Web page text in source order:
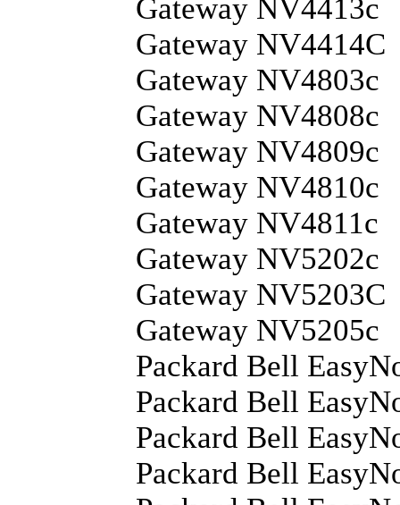
Gateway NV4413c
Gateway NV4414C
Gateway NV4803c
Gateway NV4808c
Gateway NV4809c
Gateway NV4810c
Gateway NV4811c
Gateway NV5202c
Gateway NV5203C
Gateway NV5205c
Packard Bell
Packard Bell
Packard Bell
Packard Bell